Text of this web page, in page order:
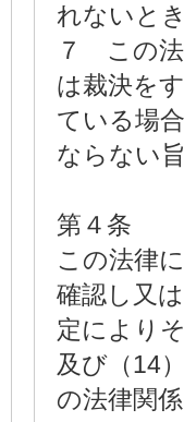
れないとき
７ この法
は裁決を
ている場
ならない
第４条
この法律
確認し又
定により
及び（14
の法律関